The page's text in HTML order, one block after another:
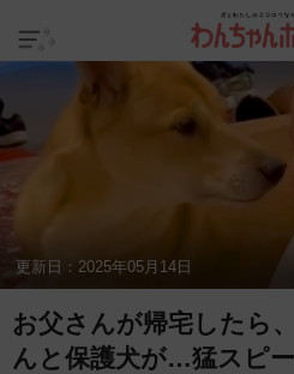
更新日： 2025年05月14日
お父さんが帰宅したら
んと保護犬が…猛スピ